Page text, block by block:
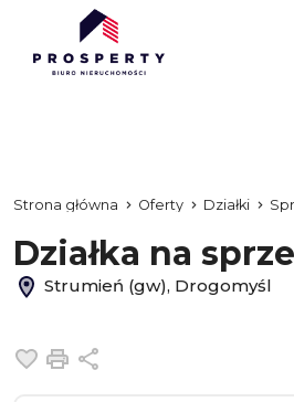
Strona główna Oferty Działki
Działka na
Strumień (gw), Drogomyśl
Dodaj do ulubionych
Drukuj